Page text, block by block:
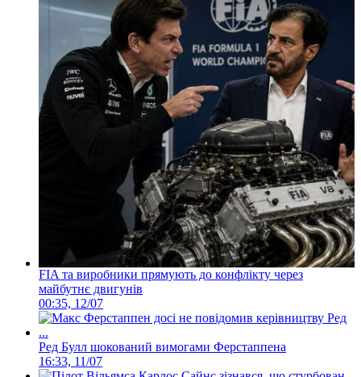
FIA та виробники прямують до конфлікту через
майбутнє двигунів
00:35, 12/07
Ред Булл шокований вимогами Ферстаппена
16:33, 11/07